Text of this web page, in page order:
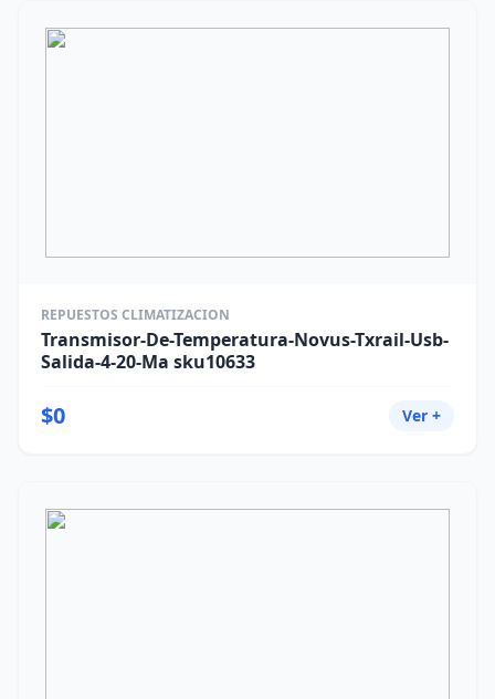
REPUESTOS CLIMATIZACION
Transmisor-De-Temperatura-Novus-Txrail-Usb-
Salida-4-20-Ma sku10633
$0 Ver +